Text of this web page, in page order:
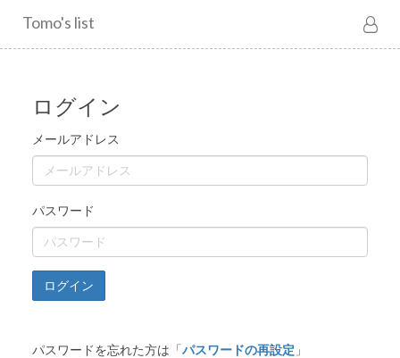
Tomo's list
ログイン
メールアドレス
パスワード
ログイン
パスワードを忘れた方は「パスワードの再設定 」